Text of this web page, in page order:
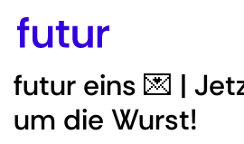
futur eins 💌 |
um die Wurst!